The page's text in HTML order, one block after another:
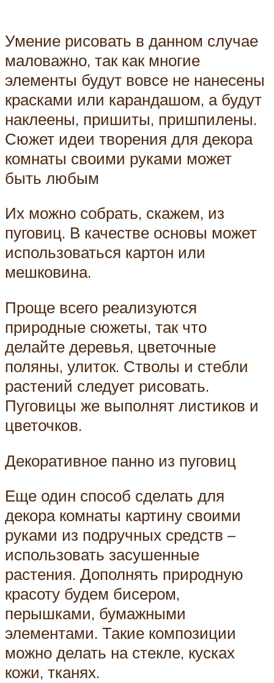
Умение рисовать в данном случае
маловажно, так как многие
элементы будут вовсе не нанесены
красками или карандашом, а будут
наклеены, пришиты, пришпилены.
Сюжет идеи творения для декора
комнаты своими руками может
быть любым
Их можно собрать, скажем, из
пуговиц. В качестве основы может
использоваться картон или
мешковина.
Проще всего реализуются
природные сюжеты, так что
делайте деревья, цветочные
поляны, улиток. Стволы и стебли
растений следует рисовать.
Пуговицы же выполнят листиков и
цветочков.
Декоративное панно из пуговиц
Еще один способ сделать для
декора комнаты картину своими
руками из подручных средств –
использовать засушенные
растения. Дополнять природную
красоту будем бисером,
перышками, бумажными
элементами. Такие композиции
можно делать на стекле, кусках
кожи, тканях.